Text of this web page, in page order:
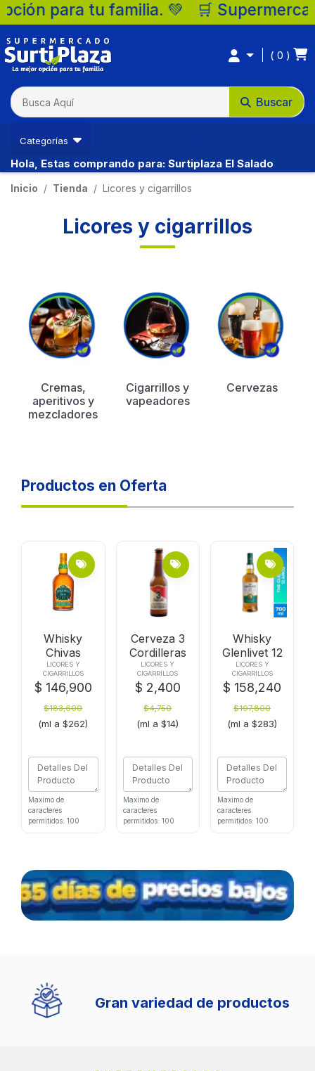
para tu familia. 💚 🛒
Buscar
0
Categorías
Hola, Estas comprando para: Surtiplaza El Salado
Inicio Tienda Licores y cigarrillos
Licores y cigarrillos
Cremas,
aperitivos y
mezcladores
Cigarrillos y
vapeadores
Cervezas
Productos en Oferta
Whisky
Chivas
Regx700ml
Extra 13
Tequila
LICORES Y
CIGARRILLOS
$ 146,900
$183,600
(ml a $262)
Maximo de
caracteres
permitidos: 100
Comprar
Cerveza 3
Cordilleras
Mulata Und
X330ml
LICORES Y
CIGARRILLOS
$ 2,400
$4,750
(ml a $14)
Maximo de
caracteres
permitidos: 100
Comprar
Whisky
Glenlivet 12
Nosx700ml
LICORES Y
CIGARRILLOS
$ 158,240
$197,800
(ml a $283)
Maximo de
caracteres
permitidos: 100
Comprar
Gran variedad de productos
Ventas Ibague
(57) 3213794333
Ventas Neiva